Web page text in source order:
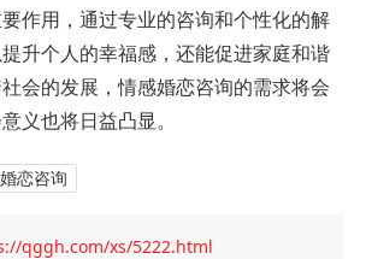
作用，通过专业的咨询和个性化的解
升个人的幸福感，还能促进家庭和谐
会的发展，情感婚恋咨询的需求将会
义也将日益凸显。
恋咨询
qggh.com/xs/5222.html